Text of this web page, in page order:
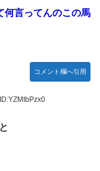
何言ってんのこの馬
コメント欄へ引用
ID:YZMIbPzx0